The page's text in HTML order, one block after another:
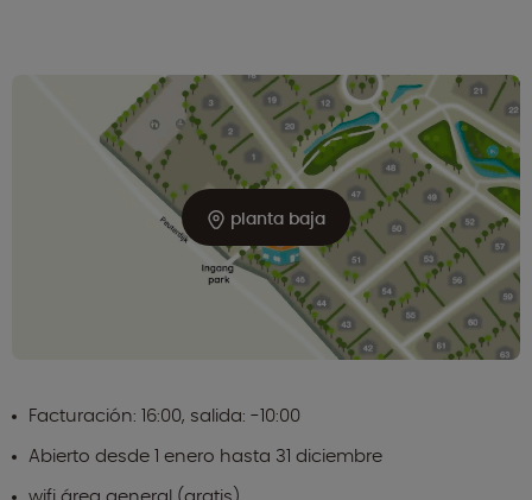
planta baja
Facturación: 16:00, salida: -10:00
Abierto desde 1 enero hasta 31 diciembre